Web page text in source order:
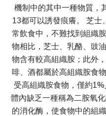
機制中的其中一種物質，
13都可以誘發痕癢。 芝士
常飲食中，不難找到組織
物相比，芝士、乳酪、豉
物含有較高組織胺；此外
啡、酒都屬於高組織胺食
受高組織胺食物，僅約
體內缺乏一種稱為二胺氧
的消化酶，使食物中的組